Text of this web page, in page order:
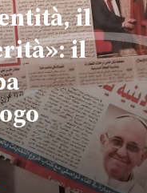
il
il